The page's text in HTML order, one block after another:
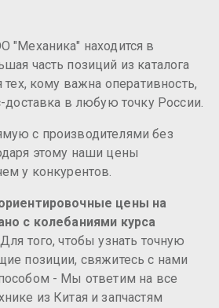
"Механика" находится в
часть позиций из каталога
кому важна оперативность,
доставка в любую точку России.
с производителями без
этому наши цены
у конкурентов.
цены на
с колебаниями курса
Для того, чтобы узнать точную
позиции, свяжитесь с нами
- Мы ответим на все
из Китая и запчастям